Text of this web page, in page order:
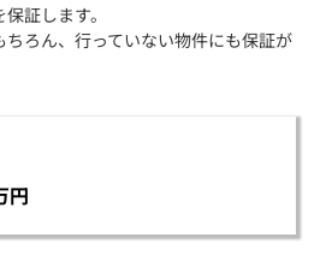
証します。
ろん、行っていない物件にも保証が
円